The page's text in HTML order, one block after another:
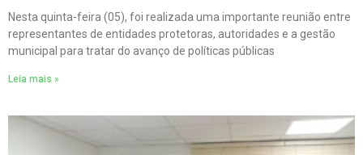
Nesta quinta-feira (05), foi realizada uma importante reunião entre
representantes de entidades protetoras, autoridades e a gestão
municipal para tratar do avanço de políticas públicas
Leia mais »